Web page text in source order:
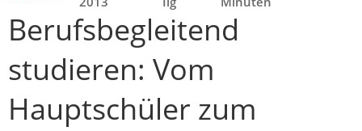
Berufsbegleitend
studieren: Vom
Hauptschüler zum